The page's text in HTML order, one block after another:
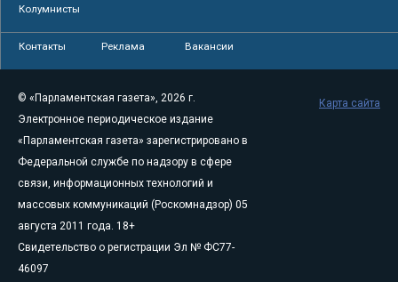
Колумнисты
Контакты Реклама Вакансии
© «Парламентская газета», 2026 г.
Электронное периодическое издание
«Парламентская газета» зарегистрировано в
Федеральной службе по надзору в сфере
связи, информационных технологий и
массовых коммуникаций (Роскомнадзор) 05
августа 2011 года. 18+
Свидетельство о регистрации Эл № ФС77-
46097
Карта сайта